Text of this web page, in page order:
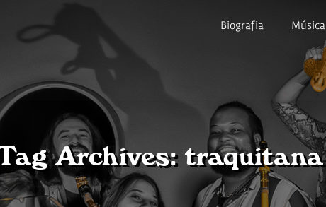
Biografia Música
Archives: traquitana